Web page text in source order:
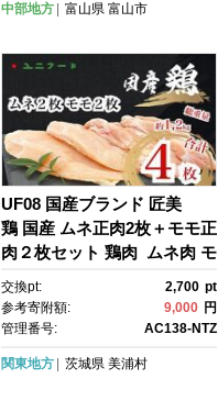
中部地方 富山県 富山市
UF08 国産ブランド 匠美
鶏 国産 ムネ正肉2枚＋モモ正
肉２枚セット 鶏肉 ムネ肉 モ
モ肉 冷凍 真空 唐揚げ チキ
ンソテー 煮物 チキン南蛮 タ
ンパク質
交換pt: 2,700 pt
参考寄附額:
9,000 円
管理番号:
AC138-NTZ
関東地方 茨城県 美浦村